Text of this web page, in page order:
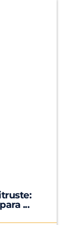
...